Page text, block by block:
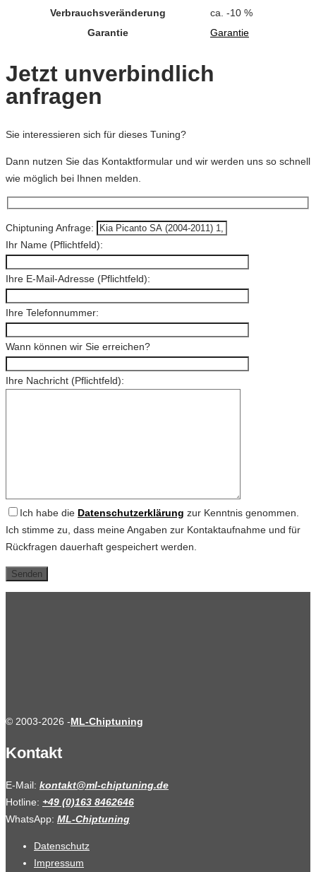
Verbrauchsveränderung
ca. -10 %
Garantie
Garantie
Jetzt unverbindlich
anfragen
Sie interessieren sich für dieses Tuning?
Dann nutzen Sie das Kontaktformular und wir werden uns so schnell
wie möglich bei Ihnen melden.
Chiptuning Anfrage:
Ihr Name (Pflichtfeld):
Ihre E-Mail-Adresse (Pflichtfeld):
Ihre Telefonnummer:
Wann können wir Sie erreichen?
Ihre Nachricht (Pflichtfeld):
Ich habe die Datenschutzerklärung zur Kenntnis genommen.
Ich stimme zu, dass meine Angaben zur Kontaktaufnahme und für
Rückfragen dauerhaft gespeichert werden.
© 2003-2026 -ML-Chiptuning
Kontakt
E-Mail: kontakt@ml-chiptuning.de
Hotline: +49 (0)163 8462646
WhatsApp: ML-Chiptuning
Datenschutz
Impressum